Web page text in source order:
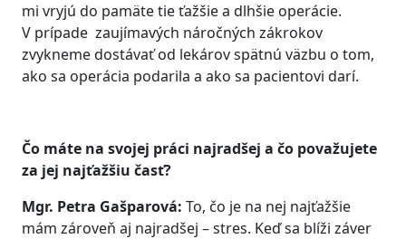
mi vryjú do pamäte tie ťažšie a dlhšie operácie.
V prípade zaujímavých náročných zákrokov
zvykneme dostávať od lekárov spätnú väzbu o tom,
ako sa operácia podarila a ako sa pacientovi darí.
Čo máte na svojej práci najradšej a čo považujete
za jej najťažšiu časť?
Mgr. Petra Gašparová: To, čo je na nej najťažšie
mám zároveň aj najradšej – stres. Keď sa blíži záver